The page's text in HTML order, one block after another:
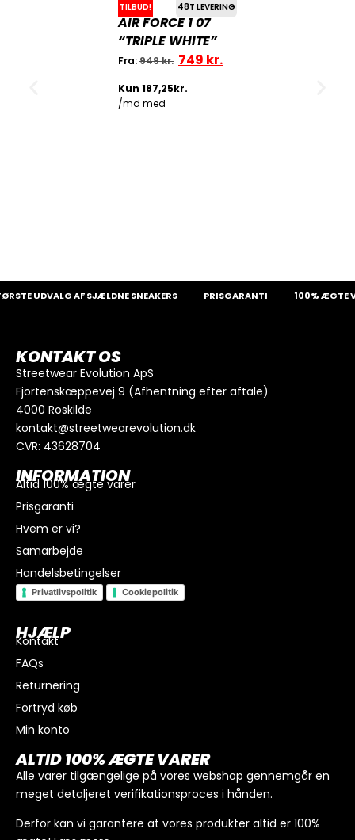
I alt
Køb for
TILBUD! 48T LEVERING
AIR FORCE 1 07
“TRIPLE WHITE”
Fra:949kr. 749 kr.
UDVALG AF SJÆLDNE SNEAKERS PRISGARANTI 100% ÆGTE
KONTAKT OS
Streetwear Evolution ApS
Fjortenskæppevej 9 (Afhentning efter aftale)
4000 Roskilde
kontakt@streetwearevolution.dk
CVR: 43628704
INFORMATION
Altid 100% ægte varer
Prisgaranti
Hvem er vi?
Samarbejde
Handelsbetingelser
Privatlivspolitik Cookiepolitik
HJÆLP
Kontakt
FAQs
Returnering
Fortryd køb
Min konto
ALTID 100% ÆGTE VARER
Alle varer tilgængelige på vores webshop gennemgår en
meget detaljeret verifikationsproces i hånden.
Derfor kan vi garantere at vores produkter altid er 100%